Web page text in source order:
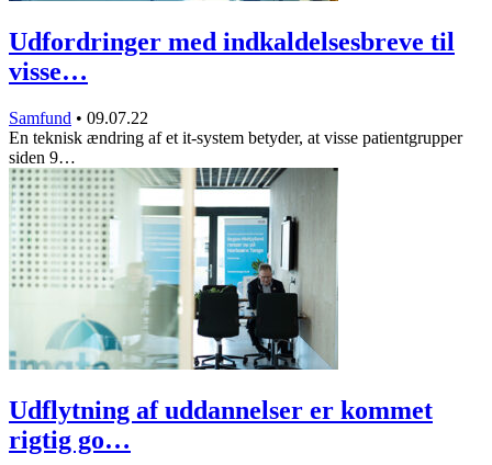
Udfordringer med indkaldelsesbreve til
visse…
Samfund • 09.07.22
En teknisk ændring af et it-system betyder, at visse patientgrupper
siden 9…
Udflytning af uddannelser er kommet
rigtig go…